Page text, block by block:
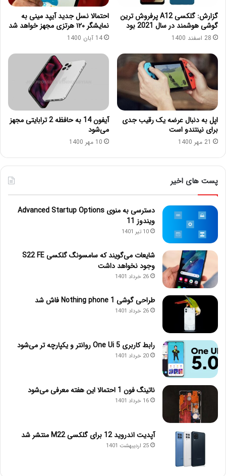
گزارش: گلکسی A12 پرفروش‌ ترین
گوشی هوشمند در سال 2021 بود
28 اسفند 1400
احتمالا نسل جدید آیپد مینی به
نمایشگر ۱۲۰ هرتزی مجهز خواهد شد
14 آبان 1400
اپل به دنبال عرضه یک رقیب جدی
برای نینتندو است
21 مهر 1400
آیفون 14 به حافظه 2 ترابایتی مجهز
می‌شود
10 مهر 1400
پست های اخیر
دسترسی به منوی Advanced Startup Options
ویندوز 11
10 تیر 1401
شایعات می‌گویند که سامسونگ گلکسی S22 FE
وجود نخواهد داشت
26 خرداد 1401
طراحی گوشی Nothing phone 1 فاش شد
26 خرداد 1401
رابط کاربری One Ui 5 روانتر و یکپارچه تر می‌شود
20 خرداد 1401
ناتینگ فون 1 احتمالا این هفته معرفی می‌شود
16 خرداد 1401
آپدیت اندروید 12 برای گلکسی M22 منتشر شد
25 اردیبهشت 1401